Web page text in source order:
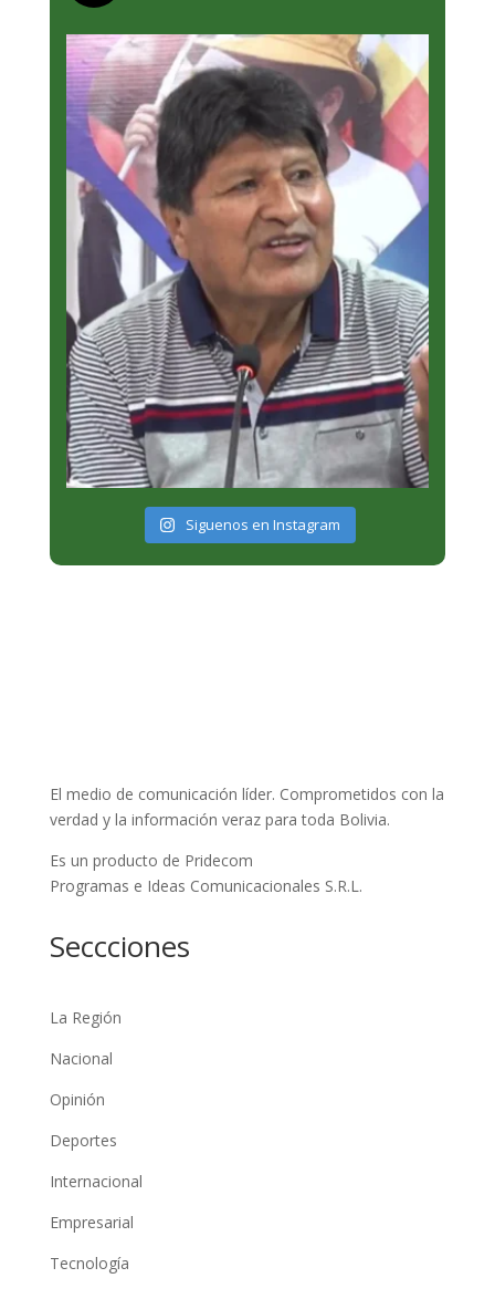
Siguenos en Instagram
El medio de comunicación líder. Comprometidos con la
verdad y la información veraz para toda Bolivia.
Es un producto de Pridecom
Programas e Ideas Comunicacionales S.R.L.
Seccciones
La Región
Nacional
Opinión
Deportes
Internacional
Empresarial
Tecnología